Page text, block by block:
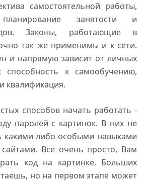
самостоятельной работы,
планирование занятости и
Законы, работающие в
так же применимы и к сети.
и напрямую зависит от личных
способность к самообучению,
квалификация.
способов начать работать -
паролей с картинок. В них не
какими-либо особыми навыками
Все очень просто, Вам
код на картинке. Больших
но на первом этапе может